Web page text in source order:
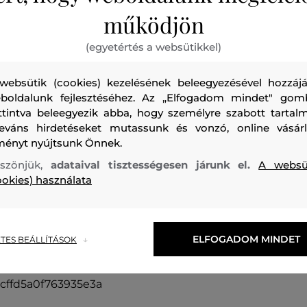
Látni fogja már néhány méter után, hogy
vagy felsővel. Nem szúrhat vagy nyomhat sehol
kabátot - széldzsekit, értékelni fogja. Ha
még a szezon elején válasszon leggingset. A
újrahasznosított szintetikus anyagnak
működjön
(egyetértés a websütikkel)
(cookies) kezelésének beleegyezésével
fejlesztéséhez. Az „Elfogadom mindet"
beleegyezik abba, hogy személyre szabott
hirdetéseket mutassunk és vonzó, online
nyújtsunk Önnek.
adataival tisztességesen járunk el.A
használata
BEÁLLÍTÁSOK ELFOGADOM MINDET